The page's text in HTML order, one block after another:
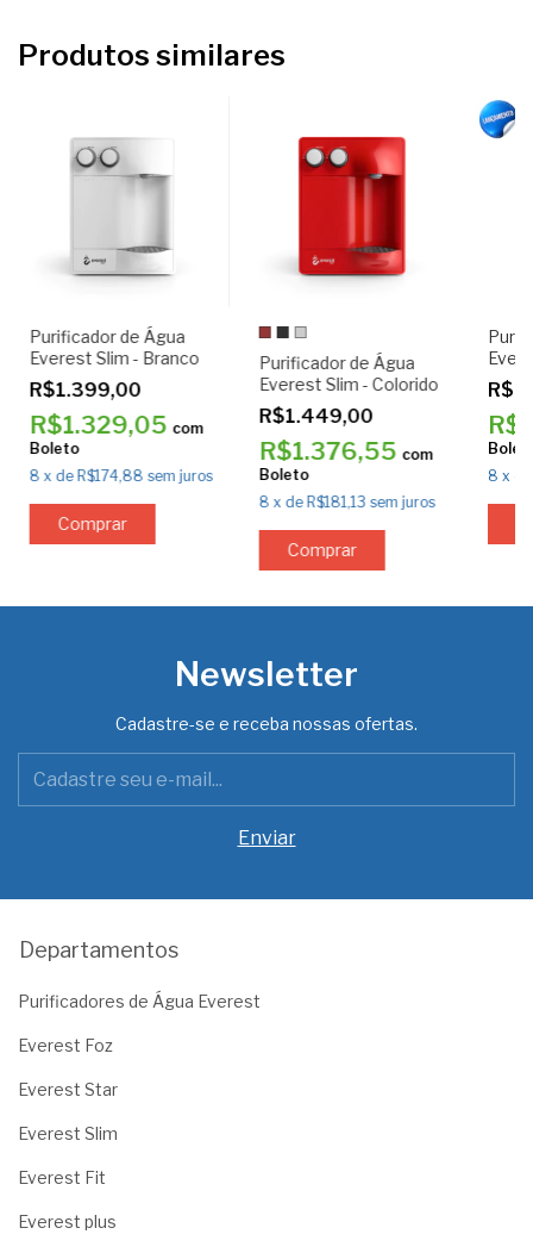
Produtos similares
Purificador de Água
Everest Slim - Branco
R$1.399,00
R$1.329,05 com
Boleto
8 x de R$174,88 sem juros
Comprar
Purificador de Água
Everest Slim - Colorido
R$1.449,00
R$1.376,55 com
Boleto
8 x de R$181,13 sem juros
Comprar
8 x
Newsletter
Cadastre-se e receba nossas ofertas.
Departamentos
Purificadores de Água Everest
Everest Foz
Everest Star
Everest Slim
Everest Fit
Everest plus